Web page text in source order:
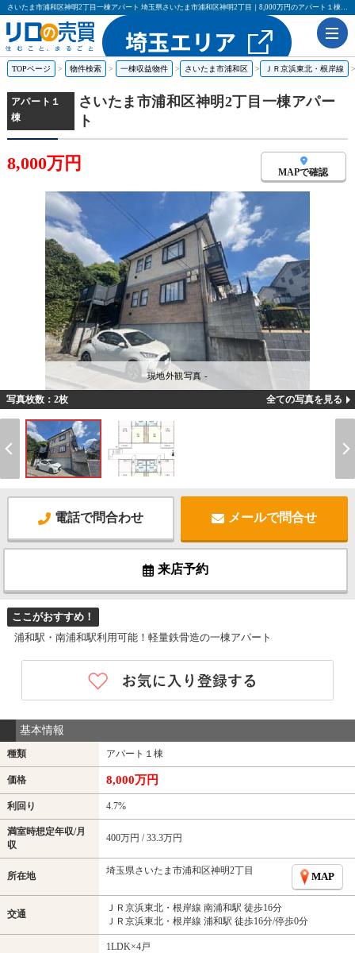
さいたま市浦和区神明2丁目一棟アパート 埼玉県さいたま市浦和区神明2丁目｜8,000万円のアパート１棟｜リロの売買
TOPページ 物件検索 一棟収益物件 さいたま市浦和区 ＪＲ京浜東北・根岸線
アパート１
棟
さいたま市浦和区神明2丁目一棟アパー
ト
8,000万円 MAPで確認
現地外観写真 -
写真枚数：2枚 全ての写真を見る
電話で問合わせ メールで問合せ
来店予約
ここがおすすめ！
浦和駅・南浦和駅利用可能！軽量鉄骨造の一棟アパート
基本情報
種類 アパート１棟
価格 8,000万円
利回り 4.7%
満室時想定年収/月
収
400万円 / 33.3万円
所在地 埼玉県さいたま市浦和区神明2丁目 MAP
交通
ＪＲ京浜東北・根岸線 南浦和駅 徒歩16分
ＪＲ京浜東北・根岸線 浦和駅 徒歩16分/停歩0分
1LDK×4戸